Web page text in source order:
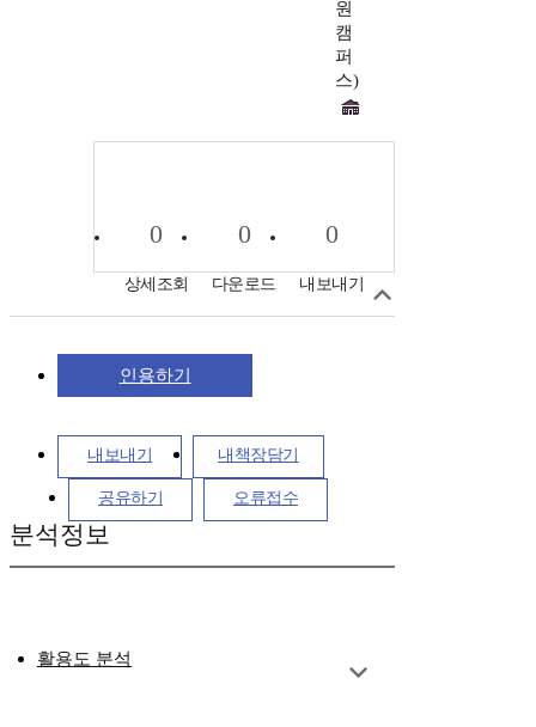
원
캠
퍼
스)
0
상세조회
0
다운로드
0
내보내기
인용하기
내보내기 내책장담기
공유하기 오류접수
분석정보
활용도 분석